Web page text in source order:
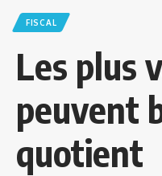
FISCAL
Les plus
peuvent
quotient